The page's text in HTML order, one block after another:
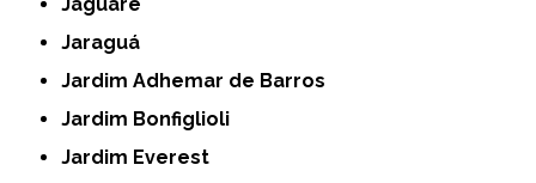
Jaguaré
Jaraguá
Jardim Adhemar de Barros
Jardim Bonfiglioli
Jardim Everest